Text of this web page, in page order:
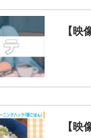
【映
【